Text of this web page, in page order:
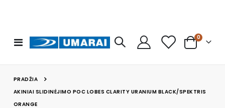
Toggle
Nav
Cart
0prekės
PRADŽIA
AKINIAI SLIDINĖJIMO POC LOBES CLARITY URANIUM BLACK/SPEKTRIS
ORANGE